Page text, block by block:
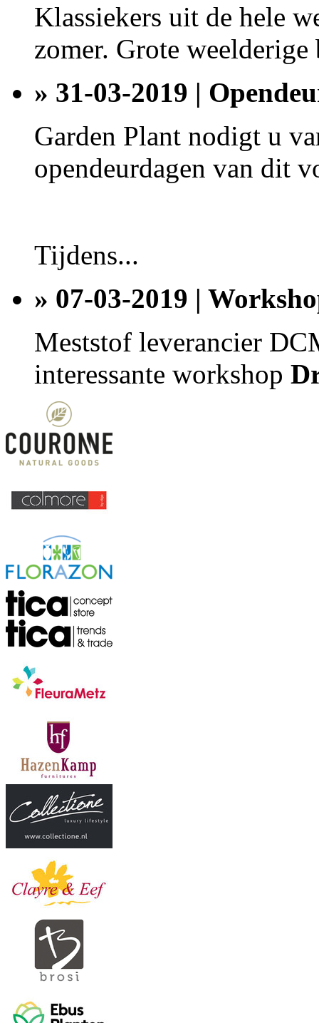
Klassiekers uit de hele
zomer. Grote weelderige
» 31-03-2019 |
Garden Plant nodigt u
opendeurdagen van dit
Tijdens...
» 07-03-2019 |
Meststof leverancier
interessante workshop